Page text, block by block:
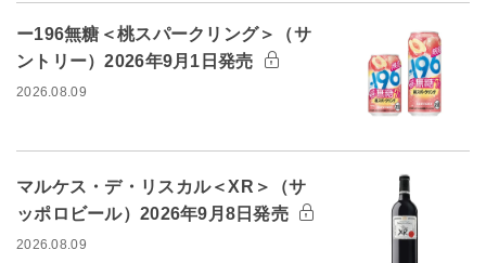
ー196無糖＜桃スパークリング＞（サ
ントリー）2026年9月1日発売
2026.08.09
マルケス・デ・リスカル＜XR＞（サ
ッポロビール）2026年9月8日発売
2026.08.09